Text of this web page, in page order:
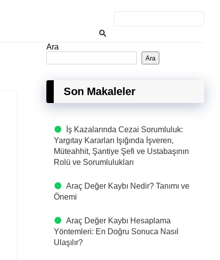
Ara
Ara
Son Makaleler
İş Kazalarında Cezai Sorumluluk:
Yargıtay Kararları Işığında İşveren,
Müteahhit, Şantiye Şefi ve Ustabaşının
Rolü ve Sorumlulukları
Araç Değer Kaybı Nedir? Tanımı ve
Önemi
Araç Değer Kaybı Hesaplama
Yöntemleri: En Doğru Sonuca Nasıl
Ulaşılır?